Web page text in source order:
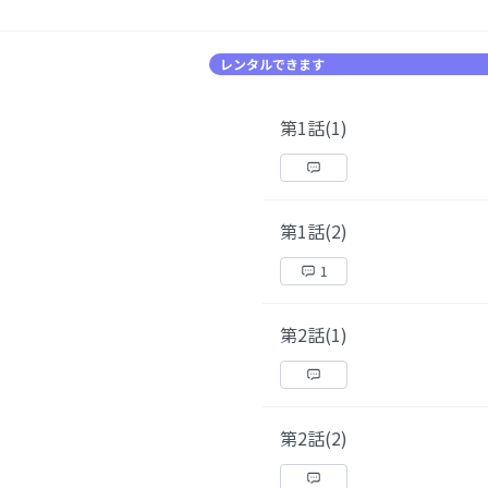
レンタルできます
第1話(1)
第1話(2)
1
第2話(1)
第2話(2)